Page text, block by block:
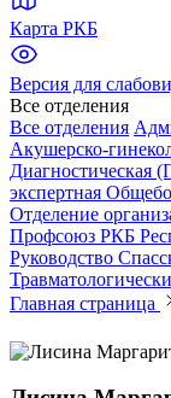
Карта РКБ
Версия для
Все отделения
Все отделения
Акушерско-
Диагностическая
экспертная
Отделение
Профсоюз РКБ
Руководство
Главная страница